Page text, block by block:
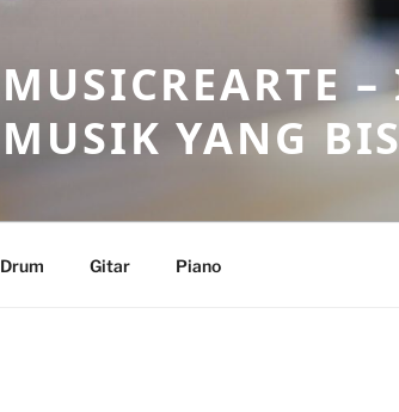
MUSICREARTE
MUSIK YANG
Drum Gitar Piano